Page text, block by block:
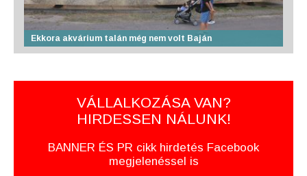
Ekkora akvárium talán még nem volt Baján
VÁLLALKOZÁSA VAN?
HIRDESSEN NÁLUNK!
BANNER ÉS PR cikk hirdetés Facebook
megjelenéssel is